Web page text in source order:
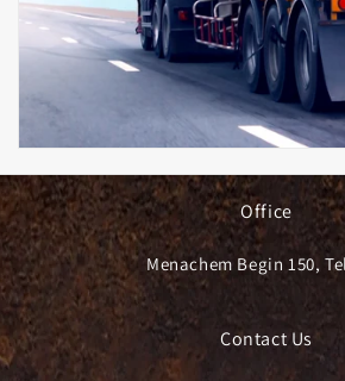
Office
Menachem Begin 150,
Contact Us